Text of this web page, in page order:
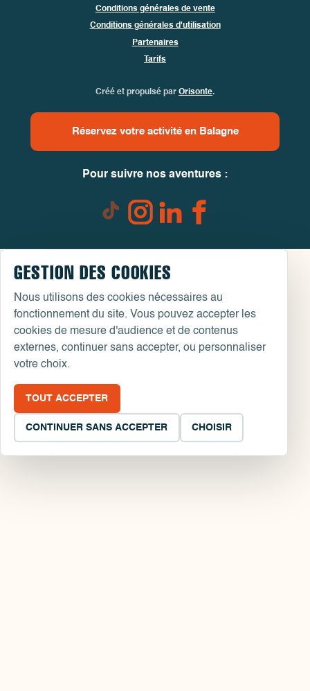
Conditions générales de vente
Conditions générales d'utilisation
Partenaires
Tarifs
Créé et propulsé par Orisonte.
Réservez votre activité en Balagne
Pour suivre nos aventures :
GESTION DES COOKIES
Nous utilisons des cookies nécessaires au
fonctionnement du site. Vous pouvez accepter les
cookies de mesure d'audience et de contenus
externes, continuer sans accepter, ou personnaliser
votre choix.
TOUT ACCEPTER
CONTINUER SANS ACCEPTER CHOISIR